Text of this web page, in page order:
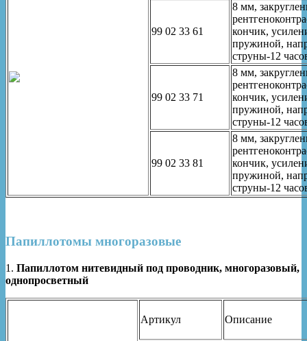
99 02 33 61
8 мм,
кончик,
пружиной,
струны-12
99 02 33 71
8 мм,
кончик,
пружиной,
струны-12
99 02 33 81
8 мм,
кончик,
пружиной,
струны-12
Папиллотомы многоразовые
1. Папиллотом нитевидный под проводник, многоразовый,
однопросветный
Артикул Описание